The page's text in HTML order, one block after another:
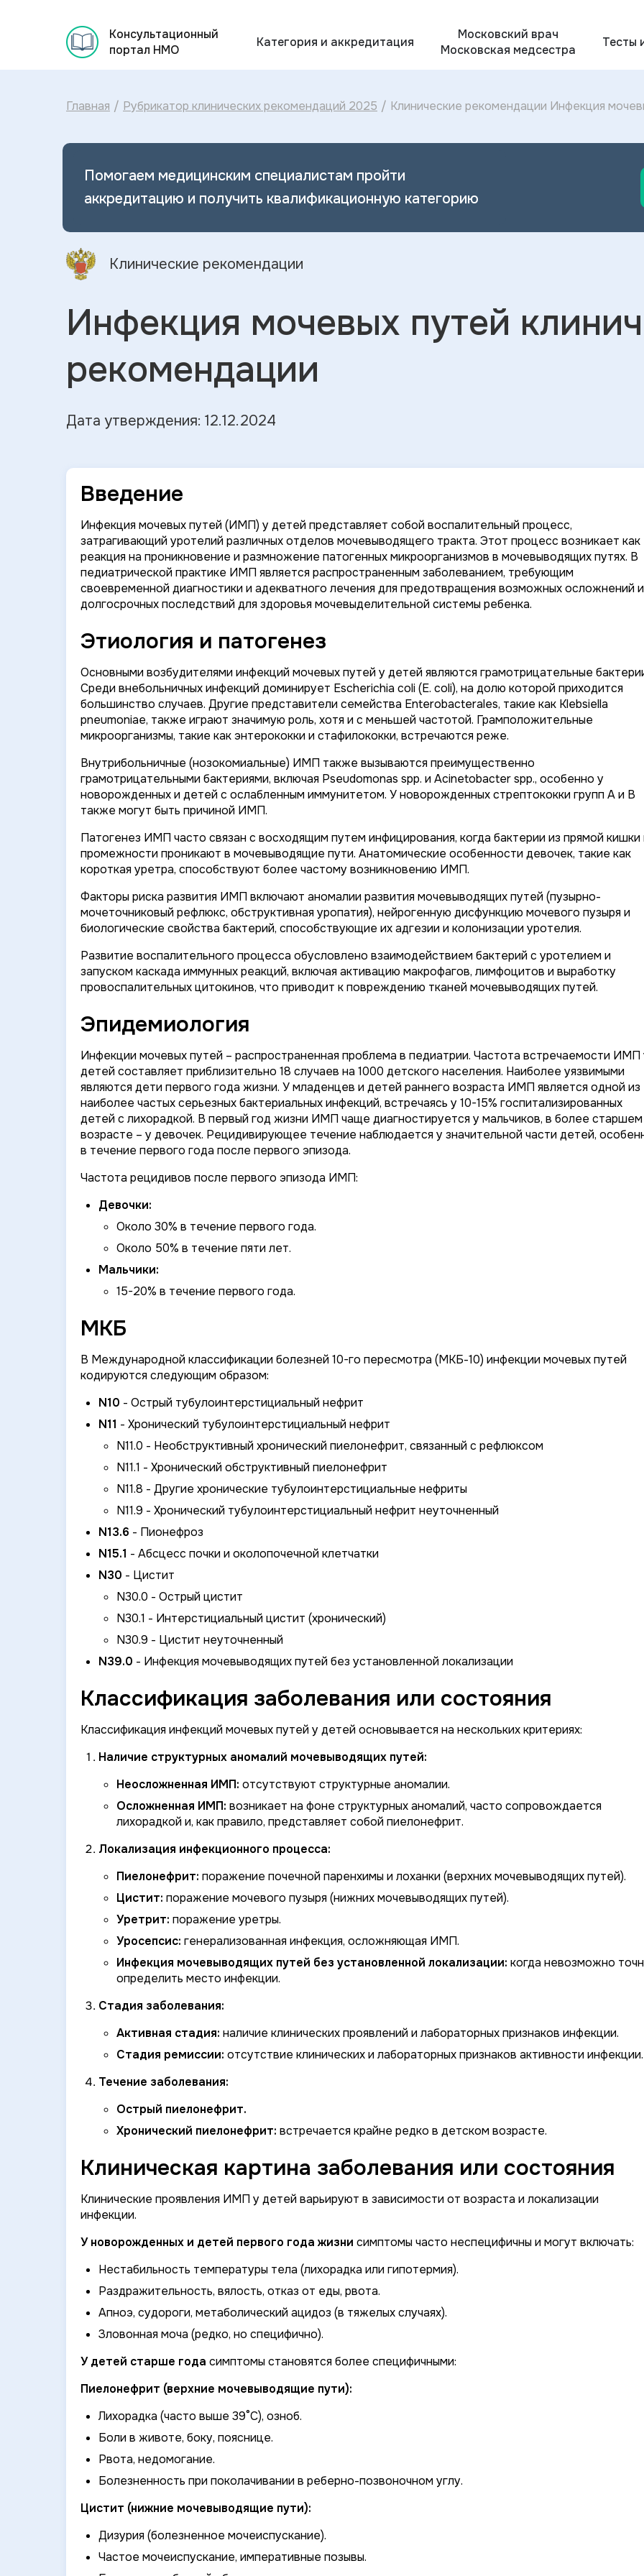
Консультационный
портал НМО
Категория и аккредитация
Московский врач
Московская медсестра
Тесты
Главная / Рубрикатор клинических рекомендаций 2025 / Клинические рекомендации Инфекция
Помогаем медицинским специалистам пройти
аккредитацию и получить квалификационную категорию
Клинические рекомендации
Инфекция мочевых путей
рекомендации
Дата утверждения: 12.12.2024
Введение
Инфекция мочевых путей (ИМП) у детей представляет собой воспалительный процесс,
затрагивающий уротелий различных отделов мочевыводящего тракта. Этот процесс возникает как
реакция на проникновение и размножение патогенных микроорганизмов в мочевыводящих путях. В
педиатрической практике ИМП является распространенным заболеванием, требующим
своевременной диагностики и адекватного лечения для предотвращения возможных осложнений и
долгосрочных последствий для здоровья мочевыделительной системы ребенка.
Этиология и патогенез
Основными возбудителями инфекций мочевых путей у детей являются грамотрицательные
Среди внебольничных инфекций доминирует Escherichia coli(E. coli), на долю которой приходится
большинство случаев. Другие представители семейства Enterobacterales, такие как Klebsiella
pneumoniae, также играют значимую роль, хотя и с меньшей частотой. Грамположительные
микроорганизмы, такие как энтерококки и стафилококки, встречаются реже.
Внутрибольничные (нозокомиальные) ИМП также вызываются преимущественно
грамотрицательными бактериями, включая Pseudomonas spp. и Acinetobacter spp., особенно у
новорожденных и детей с ослабленным иммунитетом. У новорожденных стрептококки групп А и В
также могут быть причиной ИМП.
Патогенез ИМП часто связан с восходящим путем инфицирования, когда бактерии из прямой кишки
промежности проникают в мочевыводящие пути. Анатомические особенности девочек, такие как
короткая уретра, способствуют более частому возникновению ИМП.
Факторы риска развития ИМП включают аномалии развития мочевыводящих путей (пузырно-
мочеточниковый рефлюкс, обструктивная уропатия), нейрогенную дисфункцию мочевого пузыря и
биологические свойства бактерий, способствующие их адгезии и колонизации уротелия.
Развитие воспалительного процесса обусловлено взаимодействием бактерий с уротелием и
запуском каскада иммунных реакций, включая активацию макрофагов, лимфоцитов и выработку
провоспалительных цитокинов, что приводит к повреждению тканей мочевыводящих путей.
Эпидемиология
Инфекции мочевых путей – распространенная проблема в педиатрии. Частота встречаемости ИМП
детей составляет приблизительно 18 случаев на 1000 детского населения. Наиболее уязвимыми
являются дети первого года жизни. У младенцев и детей раннего возраста ИМП является одной из
наиболее частых серьезных бактериальных инфекций, встречаясь у 10-15% госпитализированных
детей с лихорадкой. В первый год жизни ИМП чаще диагностируется у мальчиков, в более старшем
возрасте – у девочек. Рецидивирующее течение наблюдается у значительной части детей,
в течение первого года после первого эпизода.
Частота рецидивов после первого эпизода ИМП:
Девочки:
Около 30% в течение первого года.
Около 50% в течение пяти лет.
Мальчики:
15-20% в течение первого года.
МКБ
В Международной классификации болезней 10-го пересмотра (МКБ-10) инфекции мочевых путей
кодируются следующим образом:
N10 - Острый тубулоинтерстициальный нефрит
N11 - Хронический тубулоинтерстициальный нефрит
N11.0 - Необструктивный хронический пиелонефрит, связанный с рефлюксом
N11.1 - Хронический обструктивный пиелонефрит
N11.8 - Другие хронические тубулоинтерстициальные нефриты
N11.9 - Хронический тубулоинтерстициальный нефрит неуточненный
N13.6 - Пионефроз
N15.1 - Абсцесс почки и околопочечной клетчатки
N30 - Цистит
N30.0 - Острый цистит
N30.1 - Интерстициальный цистит (хронический)
N30.9 - Цистит неуточненный
N39.0 - Инфекция мочевыводящих путей без установленной локализации
Классификация заболевания или состояния
Классификация инфекций мочевых путей у детей основывается на нескольких критериях:
Наличие структурных аномалий мочевыводящих путей:
Неосложненная ИМП: отсутствуют структурные аномалии.
Осложненная ИМП: возникает на фоне структурных аномалий, часто сопровождается
лихорадкой и, как правило, представляет собой пиелонефрит.
Локализация инфекционного процесса:
Пиелонефрит: поражение почечной паренхимы и лоханки (верхних мочевыводящих путей).
Цистит: поражение мочевого пузыря (нижних мочевыводящих путей).
Уретрит: поражение уретры.
Уросепсис: генерализованная инфекция, осложняющая ИМП.
Инфекция мочевыводящих путей без установленной локализации: когда невозможно
определить место инфекции.
Стадия заболевания:
Активная стадия: наличие клинических проявлений и лабораторных признаков инфекции.
Стадия ремиссии: отсутствие клинических и лабораторных признаков активности инфекции.
Течение заболевания:
Острый пиелонефрит.
Хронический пиелонефрит: встречается крайне редко в детском возрасте.
Клиническая картина заболевания или состояния
Клинические проявления ИМП у детей варьируют в зависимости от возраста и локализации
инфекции.
У новорожденных и детей первого года жизни симптомы часто неспецифичны и могут включать:
Нестабильность температуры тела (лихорадка или гипотермия).
Раздражительность, вялость, отказ от еды, рвота.
Апноэ, судороги, метаболический ацидоз (в тяжелых случаях).
Зловонная моча (редко, но специфично).
У детей старше года симптомы становятся более специфичными:
Пиелонефрит (верхние мочевыводящие пути):
Лихорадка (часто выше 39°C), озноб.
Боли в животе, боку, пояснице.
Рвота, недомогание.
Болезненность при поколачивании в реберно-позвоночном углу.
Цистит (нижние мочевыводящие пути):
Дизурия (болезненное мочеиспускание).
Частое мочеиспускание, императивные позывы.